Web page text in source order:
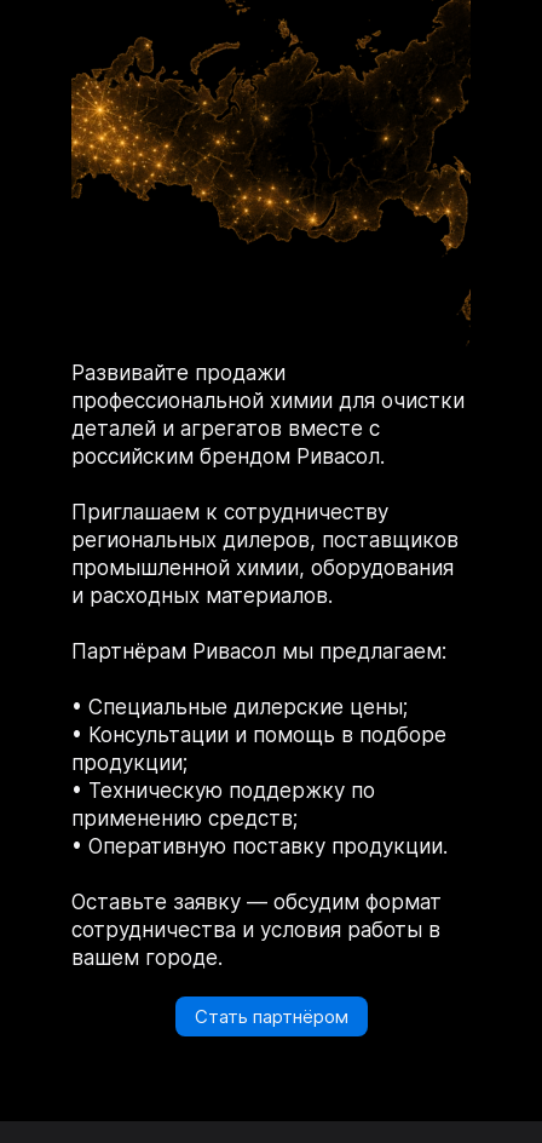
Развивайте продажи
профессиональной химии для очистки
деталей и агрегатов вместе с
российским брендом Ривасол.
Приглашаем к сотрудничеству
региональных дилеров, поставщиков
промышленной химии, оборудования
и расходных материалов.
Партнёрам Ривасол мы предлагаем:
Специальные дилерские цены;
Консультации и помощь в подборе
продукции;
Техническую поддержку по
применению средств;
Оперативную поставку продукции.
Оставьте заявку — обсудим формат
сотрудничества и условия работы в
вашем городе.
Стать партнёром